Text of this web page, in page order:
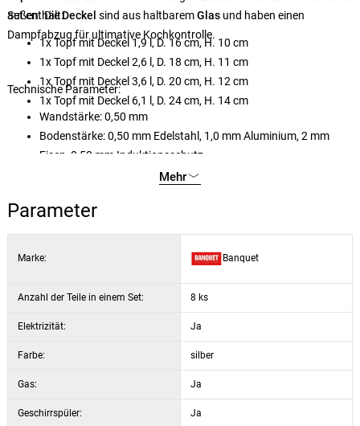
außen. DieDeckel sind aus haltbaremGlasund haben einen
Dampfabzug für ultimative Kochkontrolle.
Set enthält:
1x Topf mit Deckel 1,9 l, D. 16 cm, H. 10 cm
1x Topf mit Deckel 2,6 l, D. 18 cm, H. 11 cm
1x Topf mit Deckel 3,6 l, D. 20 cm, H. 12 cm
1x Topf mit Deckel 6,1 l, D. 24 cm, H. 14 cm
Technische Parameter:
Wandstärke: 0,50 mm
Bodenstärke: 0,50 mm Edelstahl, 1,0 mm Aluminium, 2 mm
Eisen, 0,50 mm Induktionsschutz
Edelstahlgriffe sind mit den Töpfen verschraubt
Mehr
Parameter
Marke: Banquet
Anzahl der Teile in einem Set: 8 ks
Elektrizität: Ja
Farbe: silber
Gas: Ja
Geschirrspüler: Ja